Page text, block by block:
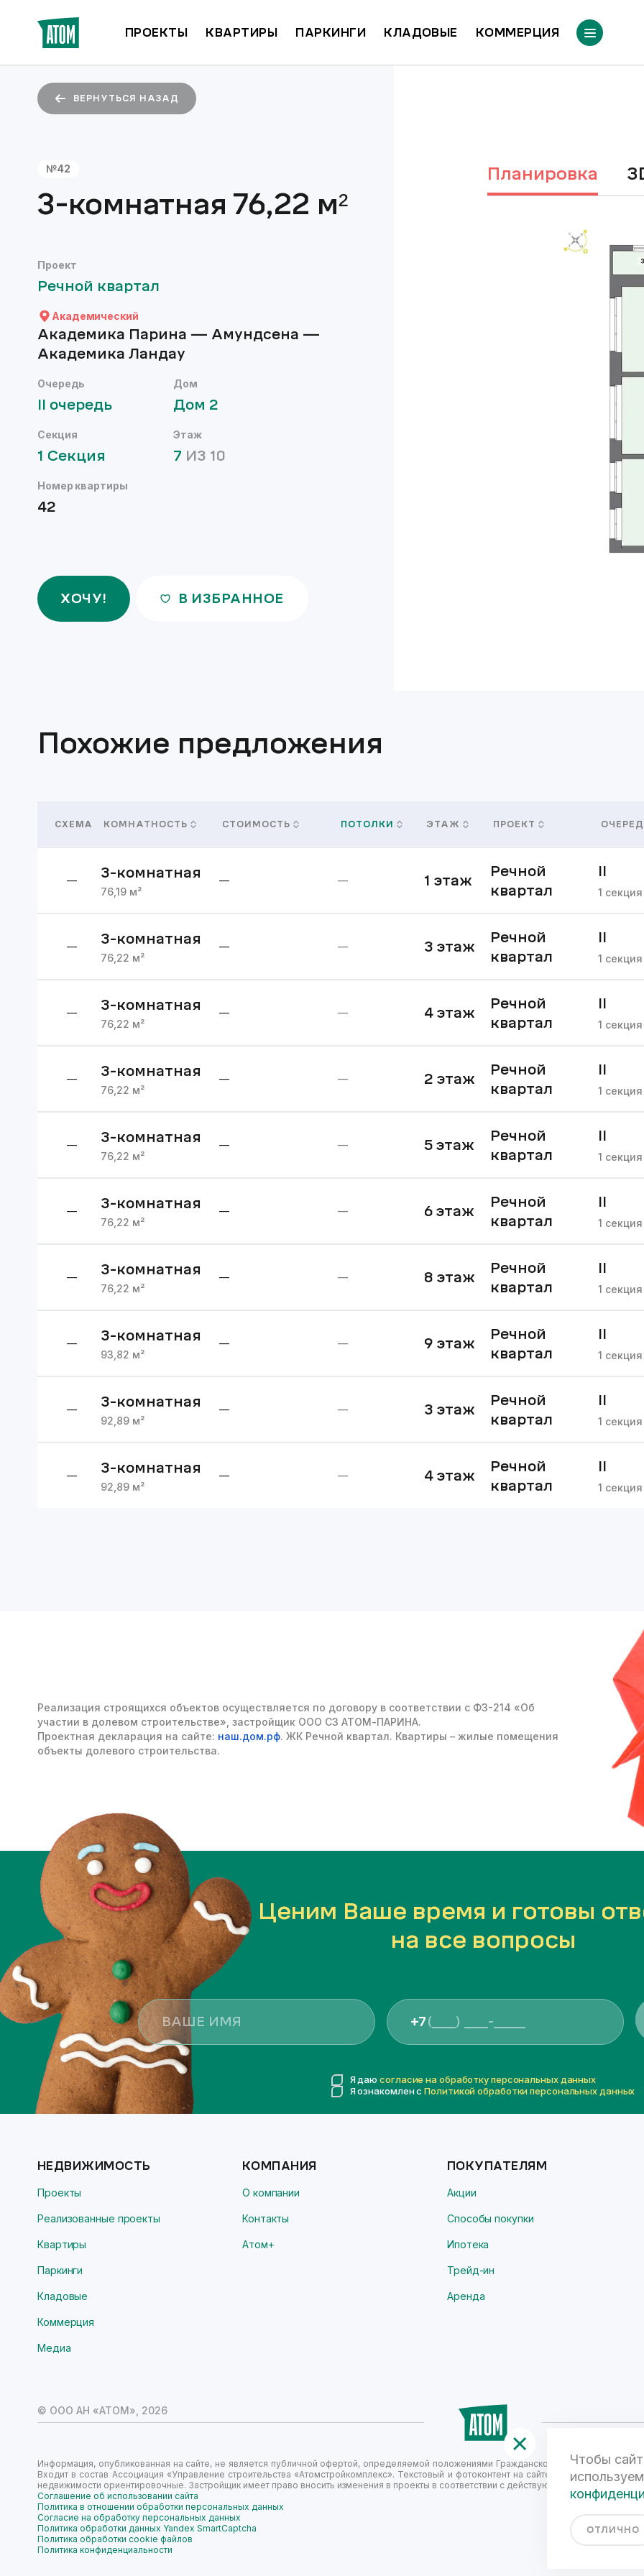
ПРОЕКТЫ КВАРТИРЫ ПАРКИНГИ КЛАДОВЫЕ КОММЕРЦИЯ
ВЕРНУТЬСЯ НАЗАД
№42
3-комнатная 76,22 м²
Проект
Речной квартал
Академический
Академика Парина — Амундсена —
Академика Ландау
Очередь
II очередь
Дом
Дом 2
Секция
1 Секция
Этаж
7 ИЗ 10
Номер квартиры
42
ХОЧУ! В ИЗБРАННОЕ
Планировка
Похожие предложения
СХЕМА КОМНАТНОСТЬ СТОИМОСТЬ ПОТОЛКИ ЭТАЖ ПРОЕКТ
— 3-комнатная
76,19 м²
— — 1 этаж
Речной
квартал
II
1 секция
— 3-комнатная
76,22 м²
— — 3 этаж
Речной
квартал
II
1 секция
— 3-комнатная
76,22 м²
— — 4 этаж
Речной
квартал
II
1 секция
— 3-комнатная
76,22 м²
— — 2 этаж
Речной
квартал
II
1 секция
— 3-комнатная
76,22 м²
— — 5 этаж
Речной
квартал
II
1 секция
— 3-комнатная
76,22 м²
— — 6 этаж
Речной
квартал
II
1 секция
— 3-комнатная
76,22 м²
— — 8 этаж
Речной
квартал
II
1 секция
— 3-комнатная
93,82 м²
— — 9 этаж
Речной
квартал
II
1 секция
— 3-комнатная
92,89 м²
— — 3 этаж
Речной
квартал
II
1 секция
— 3-комнатная
92,89 м²
— — 4 этаж
Речной
квартал
II
1 секция
Реализация строящихся объектов осуществляется по договору в соответствии с ФЗ-214 «Об
участии в долевом строительстве», застройщик ООО СЗ АТОМ-ПАРИНА.
Проектная декларация на сайте: наш.дом.рф. ЖК Речной квартал. Квартиры – жилые помещения
объекты долевого строительства.
Ценим Ваше время и готовы
на все вопросы
+7
Я даю согласие на обработку персональных данных
Я ознакомлен с Политикой обработки персональных данных
НЕДВИЖИМОСТЬ
Проекты
Реализованные проекты
Квартиры
Паркинги
Кладовые
Коммерция
Медиа
КОМПАНИЯ
О компании
Контакты
Атом+
ПОКУПАТЕЛЯМ
Акции
Способы покупки
Ипотека
Трейд-ин
Аренда
© ООО АН «АТОМ», 2026
Информация, опубликованная на сайте, не является публичной офертой, определяемой положениями Гражданского кодекса
Входит в состав Ассоциация «Управление строительства «Атомстройкомплекс». Текстовый и фотоконтент на сайте не является
недвижимости ориентировочные. Застройщик имеет право вносить изменения в проекты в соответствии с действующим
Соглашение об использовании сайта
Политика в отношении обработки персональных данных
Согласие на обработку персональных данных
Политика обработки данных Yandex SmartCaptcha
Политика обработки cookie файлов
Политика конфиденциальности
Чтобы
используем
ОТЛИЧНО